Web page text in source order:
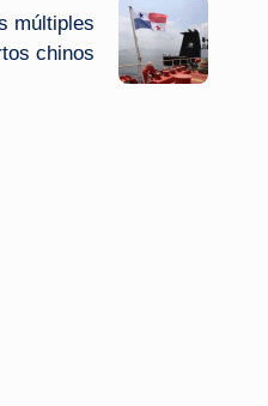
múltiples
chinos